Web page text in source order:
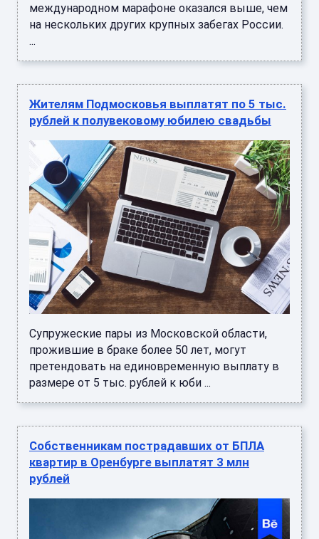
международном марафоне оказался выше, чем
на нескольких других крупных забегах России.
...
Жителям Подмосковья выплатят по 5 тыс.
рублей к полувековому юбилею свадьбы
Супружеские пары из Московской области,
прожившие в браке более 50 лет, могут
претендовать на единовременную выплату в
размере от 5 тыс. рублей к юби ...
Собственникам пострадавших от БПЛА
квартир в Оренбурге выплатят 3 млн
рублей